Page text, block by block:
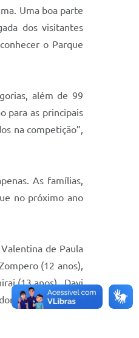
Uma boa parte
dos visitantes
o Parque
além de 99
para as principais
na competição”,
As famílias,
no próximo ano
de Paula
(12 anos),
(13 anos) , Davi
da natação.